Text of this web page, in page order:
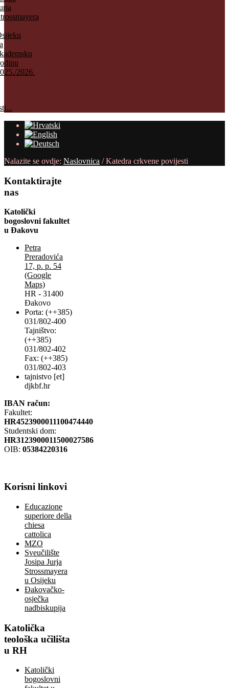
2026.
Nalazite se ovdje: Naslovnica /Katedra crkvene povijesti
Kontaktirajte
nas
Katolički
bogoslovni fakultet
u Đakovu
Petra
Preradovića
17, p. p. 54
(Google
Maps)
HR - 31400
Đakovo
Porta: (++385)
031/802-400
Tajništvo:
(++385)
031/802-402
Fax: (++385)
031/802-403
tajnistvo [et]
djkbf.hr
IBAN račun:
Fakultet:
HR4523900011100474440
Studentski dom:
HR3123900011500027586
OIB: 05384220316
Korisni linkovi
Educazione
superiore della
chiesa
cattolica
MZO
Sveučilište
Josipa Jurja
Strossmayera
u Osijeku
Đakovačko-
osječka
nadbiskupija
Katolička
teološka učilišta
u RH
Katolički
bogoslovni